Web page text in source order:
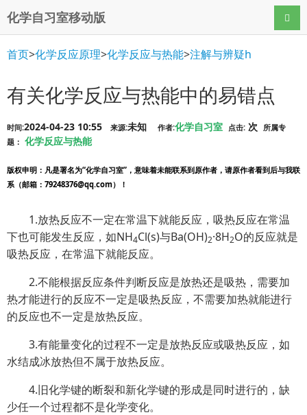
化学自习室移动版 导航
首页>化学反应原理>化学反应与热能>注解与辨疑h
有关化学反应与热能中的易错点
时间:2024-04-23 10:55 来源:未知 作者:化学自习室 点击: 次
所属专
题： 化学反应与热能
版权申明 ：凡是署名为“化学自习室”，意味着未能联系到原作者，请原作者看到后与我联
系（邮箱：79248376@qq.com）！
1.放热反应不一定在常温下就能反应，吸热反应在常温
下也可能发生反应，如NH4Cl(s)与Ba(OH)2·8H2O的反应就是
吸热反应，在常温下就能反应。
2.不能根据反应条件判断反应是放热还是吸热，需要加
热才能进行的反应不一定是吸热反应，不需要加热就能进行
的反应也不一定是放热反应。
3.有能量变化的过程不一定是放热反应或吸热反应，如
水结成冰放热但不属于放热反应。
4.旧化学键的断裂和新化学键的形成是同时进行的，缺
少任一个过程都不是化学变化。